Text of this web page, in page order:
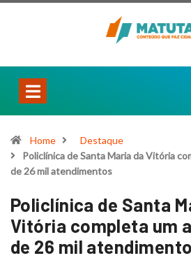
Home
Destaque
Policlínica de Santa Maria da Vitória
de 26 mil atendimentos
Policlínica de Santa
Vitória completa um
de 26 mil